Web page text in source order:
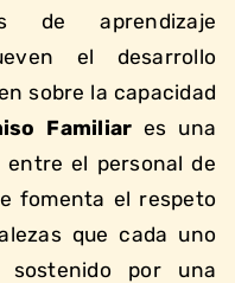
de aprendizaje
el desarrollo
sobre la capacidad
Familiar es una
entre el personal de
fomenta el respeto
que cada uno
por una